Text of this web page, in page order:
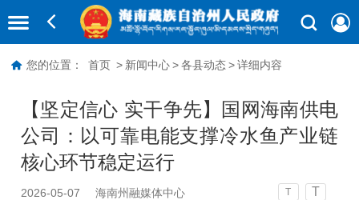
您的位置： 首页 > 新闻中心 > 各县动态 > 详细内容
【坚定信心 实干争先】国网海南供电
公司：以可靠电能支撑冷水鱼产业链
核心环节稳定运行
2026-05-07 海南州融媒体中心 T T